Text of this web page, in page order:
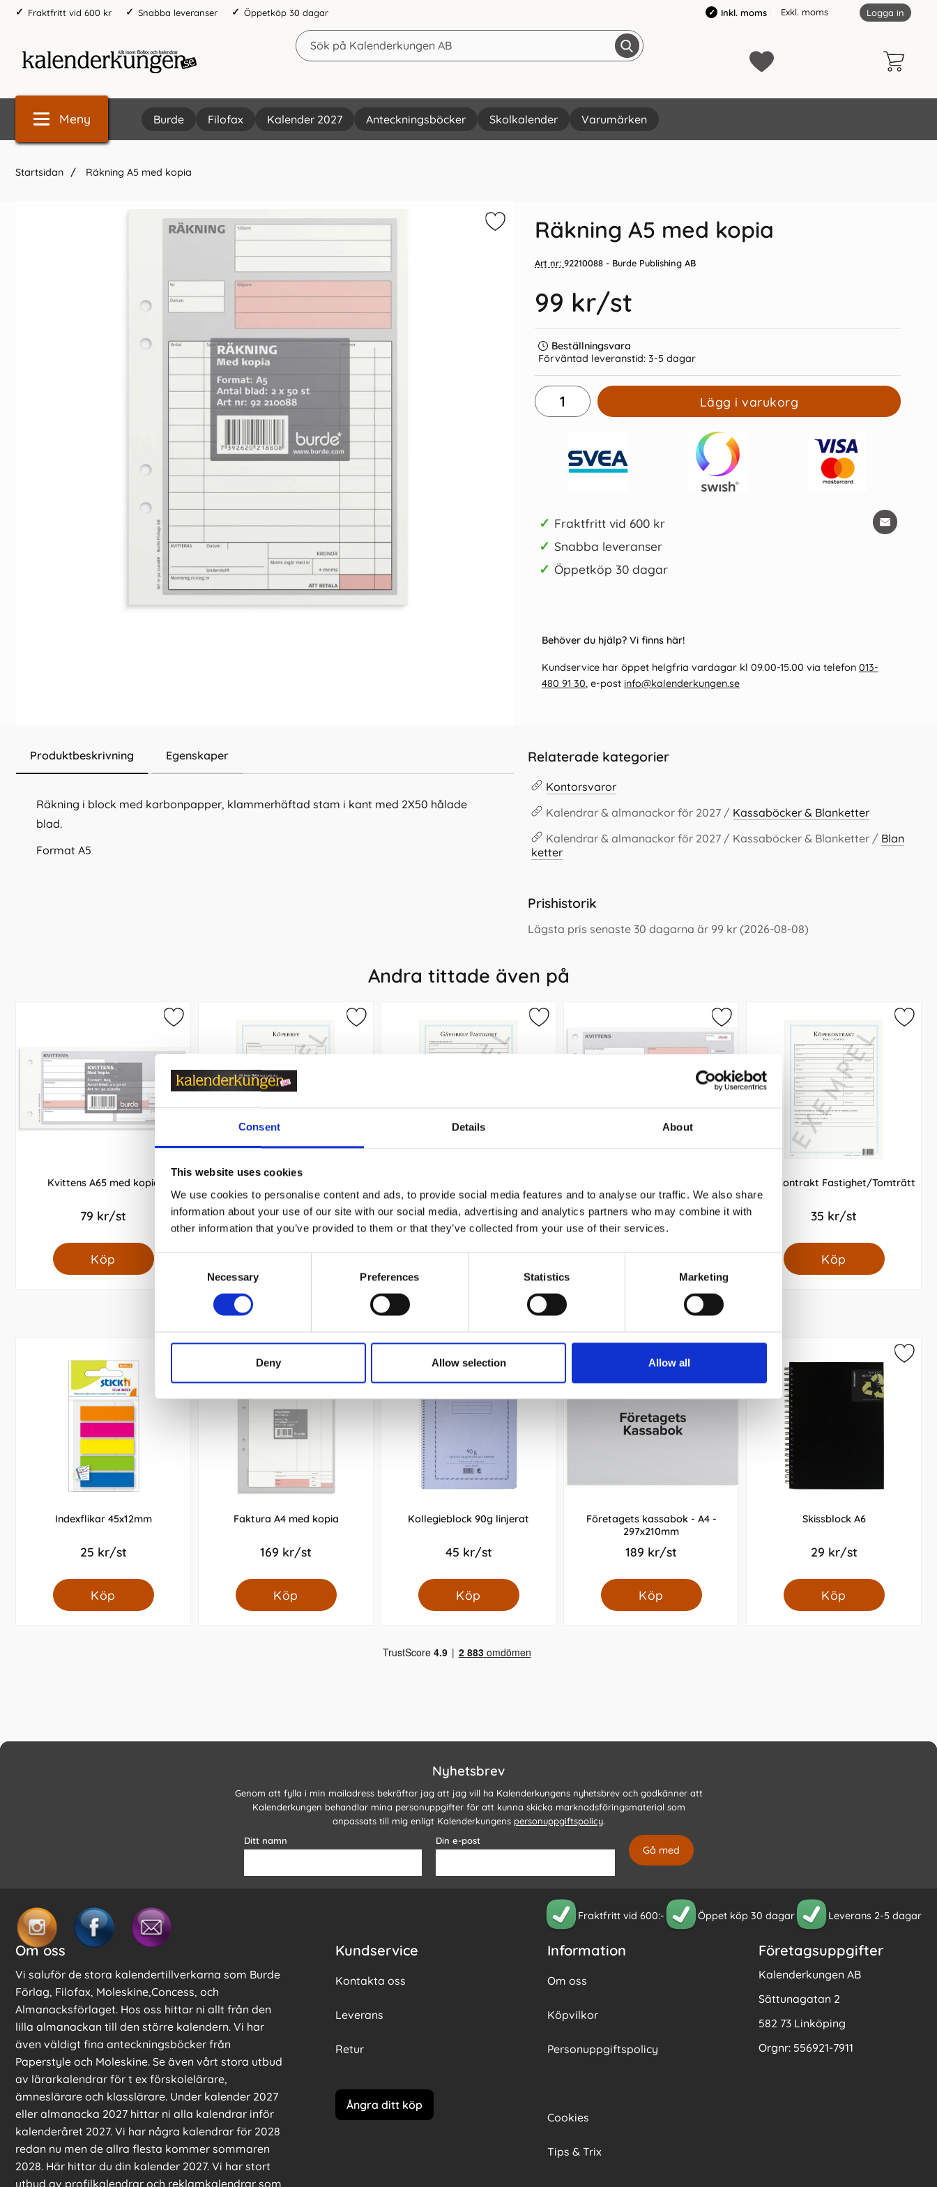
Consent Details About
This website uses cookies
We use cookies to personalise content and ads, to provide social media features and to analyse our traffic. We also share
information about your use of our site with our social media, advertising and analytics partners who may combine it with
other information that you’ve provided to them or that they’ve collected from your use of their services.
Necessary Preferences Statistics Marketing
Deny Allow selection Allow all
Fraktfritt vid 600 kr Snabba leveranser Öppetköp 30 dagar Inkl. moms Exkl. moms Logga in
Meny Burde Filofax Kalender 2027 Anteckningsböcker Skolkalender Varumärken
Startsidan Räkning A5 med kopia
Vi rekommenderar
Jordbrukarens kassabok
489 kr/st
Köp
Kollegieblock A5 linjerat
22 kr/st 10 kr/st
Räkning A5 med kopia
Art nr: 92210088 - Burde Publishing AB
99 kr/st
Beställningsvara
Förväntad leveranstid: 3-5 dagar
Lägg i varukorg
✓ Fraktfritt vid 600 kr
✓ Snabba leveranser
✓ Öppetköp 30 dagar
Behöver du hjälp? Vi finns här!
Kundservice har öppet helgfria vardagar kl 09.00-15.00 via telefon 013-
480 91 30, e-post info@kalenderkungen.se
Produktbeskrivning Egenskaper
Räkning i block med karbonpapper, klammerhäftad stam i kant med 2X50 hålade
blad.
Format A5
Relaterade kategorier
Kontorsvaror
Kalendrar & almanackor för 2027 / Kassaböcker & Blanketter
Kalendrar & almanackor för 2027 / Kassaböcker & Blanketter / Blan
ketter
Prishistorik
Lägsta pris senaste 30 dagarna är 99 kr (2026-08-08)
Andra tittade även på
Kvittens A65 med kopia
79 kr/st
Köp
35 kr/st 35 kr/st
numrerade
99 kr/st
Köpekontrakt Fastighet/Tomträtt
35 kr/st
Köp
Andra köpte även
Indexflikar 45x12mm
25 kr/st
Köp
Faktura A4 med kopia
169 kr/st
Köp
Kollegieblock 90g linjerat
45 kr/st
Köp
Företagets kassabok - A4 -
297x210mm
189 kr/st
Köp
Skissblock A6
29 kr/st
Köp
Nyhetsbrev
Genom att fylla i min mailadress bekräftar jag att jag vill ha Kalenderkungens nyhetsbrev och godkänner att
Kalenderkungen behandlar mina personuppgifter för att kunna skicka marknadsföringsmaterial som
anpassats till mig enligt Kalenderkungens personuppgiftspolicy.
Ditt namn
Din e-post
Fraktfritt vid 600:- Öppet köp 30 dagar Leverans 2-5 dagar
Om oss
Vi saluför de stora kalendertillverkarna som Burde
Förlag, Filofax, Moleskine,Concess, och
Almanacksförlaget. Hos oss hittar ni allt från den
lilla almanackan till den större kalendern. Vi har
även väldigt fina anteckningsböcker från
Paperstyle och Moleskine. Se även vårt stora utbud
av lärarkalendrar för t ex förskolelärare,
ämneslärare och klasslärare. Under kalender 2027
eller almanacka 2027 hittar ni alla kalendrar inför
kalenderåret 2027. Vi har några kalendrar för 2028
redan nu men de allra flesta kommer sommaren
2028. Här hittar du din kalender 2027. Vi har stort
utbud av profilkalendrar och reklamkalendrar som
Kundservice
Kontakta oss
Leverans
Retur
Ångra ditt köp
Information
Om oss
Köpvilkor
Personuppgiftspolicy
Cookies
Tips & Trix
Företagsuppgifter
Kalenderkungen AB
Sättunagatan 2
582 73 Linköping
Orgnr: 556921-7911